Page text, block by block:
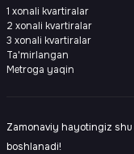
1 xonali kvartiralar
2 xonali kvartiralar
3 xonali kvartiralar
Ta'mirlangan
Metroga yaqin
Zamonaviy hayotingiz
boshlanadi!